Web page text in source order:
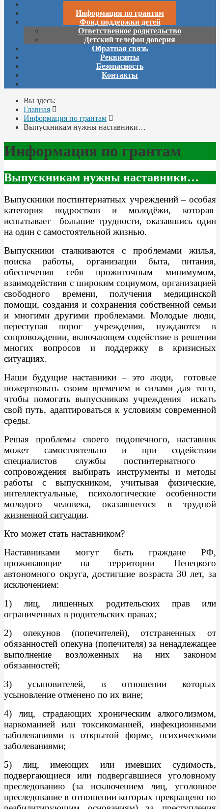
Информация по грантам
Фонд поддержки детей
Ответственное родительство
Детский телефон доверия
Обратная связь
Реквизиты
Безопасность
Контакты
Вы здесь:
Главная
Информация по грантам
Выпускникам нужны наставники…
Информация по грантам
Выпускникам нужны наставники…
Выпускники постинтернатных учреждений – особая
категория подростков и молодёжи, которая
испытывает большие трудности, оказавшись один
на один с самостоятельной жизнью.
Выпускники сталкиваются с проблемами жилья,
поиска работы, организации быта, питания,
обеспечения себя прожиточным минимумом,
взаимодействия с широким социумом, организацией
свободного времени, получения медицинской
помощи, создания и сохранения собственной семьи
и многими другими проблемами. Молодые люди,
переступая порог учреждения, нуждаются в
сопровождении, включающем содействие в решении
многих вопросов и поддержку в кризисных
ситуациях.
Наши будущие наставники – это люди, готовые
пожертвовать своим временем и силами для того,
чтобы помогать выпускникам учреждения искать
свой путь, адаптироваться к условиям современной
среды.
Решая проблемы своего подопечного, наставник
может самостоятельно и при содействии
специалистов службы постинтернатного
сопровождения выбирать инструменты и методы
работы с выпускником, учитывая физические,
интеллектуальные, психологические особенности
молодого человека, оказавшегося в трудной
жизненной ситуации.
Кто может стать наставником?
Наставниками могут быть граждане РФ,
проживающие на территории Ненецкого
автономного округа, достигшие возраста 30 лет, за
исключением:
1) лиц, лишенных родительских прав или
ограниченных в родительских правах;
2) опекунов (попечителей), отстраненных от
обязанностей опекуна (попечителя) за ненадлежащее
выполнение возложенных на них законом
обязанностей;
3) усыновителей, в отношении которых
усыновление отменено по их вине;
4) лиц, страдающих хроническим алкоголизмом,
наркоманией или токсикоманией, инфекционными
заболеваниями в открытой форме, психическими
заболеваниями;
5) лиц, имеющих или имевших судимость,
подвергающиеся или подвергавшиеся уголовному
преследованию (за исключением лиц, уголовное
преследование в отношении которых прекращено по